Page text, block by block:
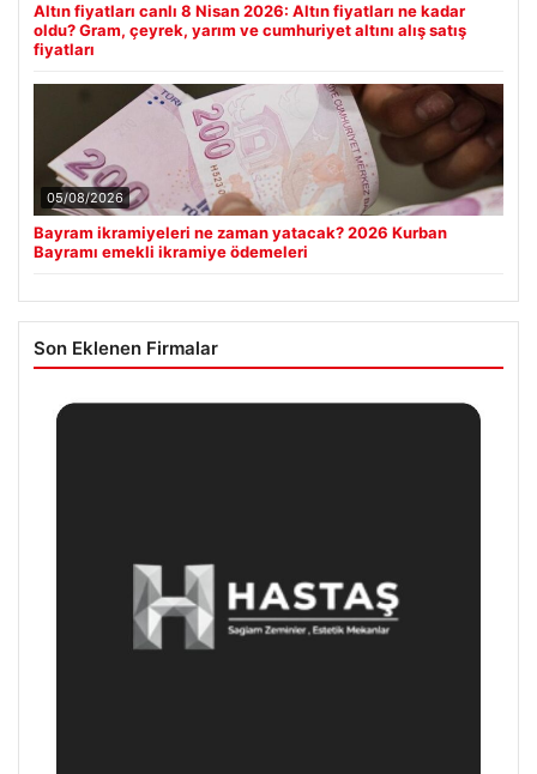
Altın fiyatları canlı 8 Nisan 2026: Altın fiyatları ne kadar
oldu? Gram, çeyrek, yarım ve cumhuriyet altını alış satış
fiyatları
05/08/2026
Bayram ikramiyeleri ne zaman yatacak? 2026 Kurban
Bayramı emekli ikramiye ödemeleri
Son Eklenen Firmalar